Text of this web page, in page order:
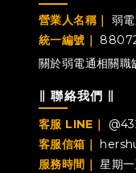
營業人名稱｜
弱
統一編號｜
關於弱電通相關職
∥ 聯絡我們 ∥
客服 LINE｜
客服信箱｜
服務時間｜ 星期